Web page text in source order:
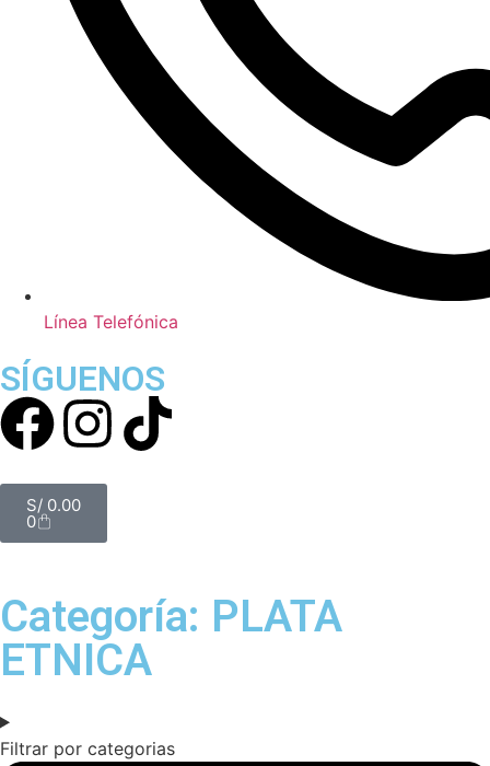
Línea Telefónica
SÍGUENOS
S/ 0.00
0
Categoría: PLATA
ETNICA
Filtrar por categorias